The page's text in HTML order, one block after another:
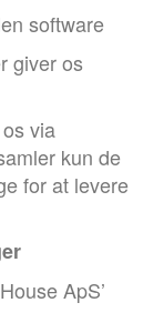
software
giver os
via
kun de
for at levere
ApS’